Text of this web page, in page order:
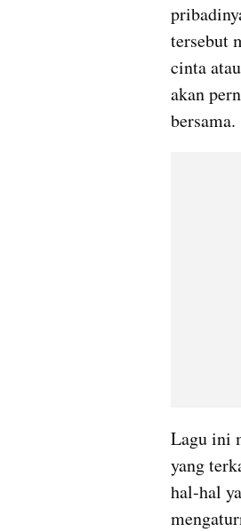
tersebut
cinta
akan
bersama.
Lagu ini
yang
hal-hal